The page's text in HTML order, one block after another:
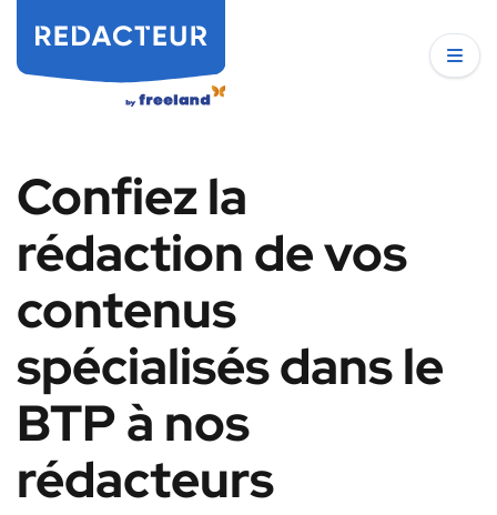
Confiez la
rédaction de vos
contenus
spécialisés dans le
BTP à nos
rédacteurs